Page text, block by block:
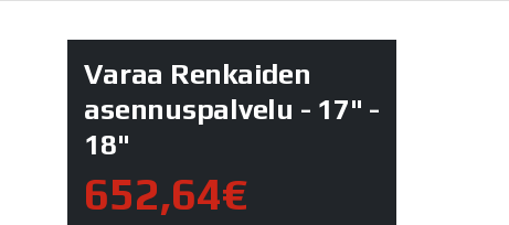
Varaa Renkaiden
asennuspalvelu - 17" -
18"
652,64€